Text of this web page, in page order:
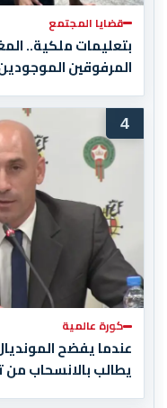
قضايا المجتمع
بتعليمات ملكية..
المرفوقين
4
كورة عالمية
عندما يفضح
المغرب المباراة